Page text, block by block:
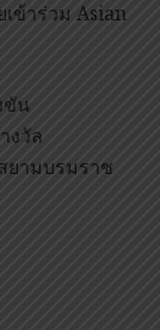
ข้าร่วม Asian
ขัน
งวัล
ยามบรมราช